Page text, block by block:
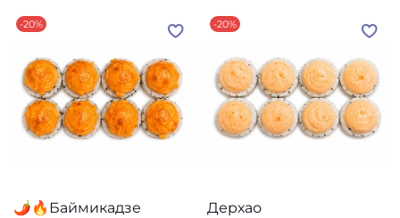
-20%
🌶🔥Баймикадзе
-20%
Дерхао